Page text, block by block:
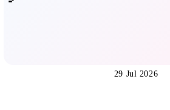
29 Jul 2026